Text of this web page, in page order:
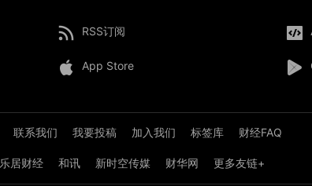
RSS订阅
App Store
联系我们 我要投稿 加入我们 标签库 财经FAQ
乐居财经 和讯 新时空传媒 财华网 更多友链+